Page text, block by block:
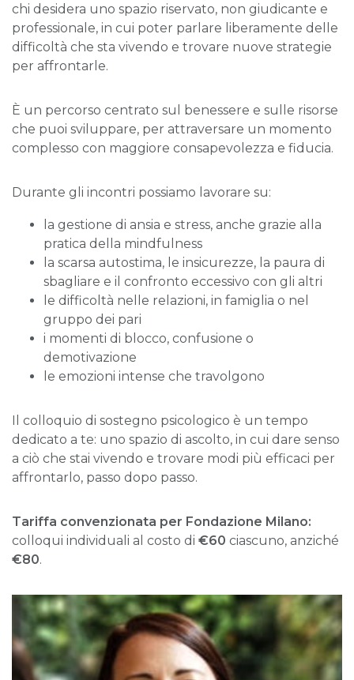
chi desidera uno spazio riservato, non giudicante e
professionale, in cui poter parlare liberamente delle
difficoltà che sta vivendo e trovare nuove strategie
per affrontarle.
È un percorso centrato sul benessere e sulle risorse
che puoi sviluppare, per attraversare un momento
complesso con maggiore consapevolezza e fiducia.
Durante gli incontri possiamo lavorare su:
la gestione di ansia e stress, anche grazie alla
pratica della mindfulness
la scarsa autostima, le insicurezze, la paura di
sbagliare e il confronto eccessivo con gli altri
le difficoltà nelle relazioni, in famiglia o nel
gruppo dei pari
i momenti di blocco, confusione o
demotivazione
le emozioni intense che travolgono
Il colloquio di sostegno psicologico è un tempo
dedicato a te: uno spazio di ascolto, in cui dare senso
a ciò che stai vivendo e trovare modi più efficaci per
affrontarlo, passo dopo passo.
Tariffa convenzionata per Fondazione Milano:
colloqui individuali al costo di €60 ciascuno, anziché
€80.